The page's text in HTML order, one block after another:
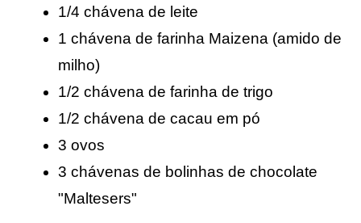
1/4 chávena de leite
1 chávena de farinha Maizena (amido de
milho)
1/2 chávena de farinha de trigo
1/2 chávena de cacau em pó
3 ovos
3 chávenas de bolinhas de chocolate
"Maltesers"